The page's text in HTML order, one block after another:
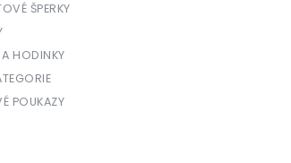
ŠPERKY
HODINKY
POUKAZY